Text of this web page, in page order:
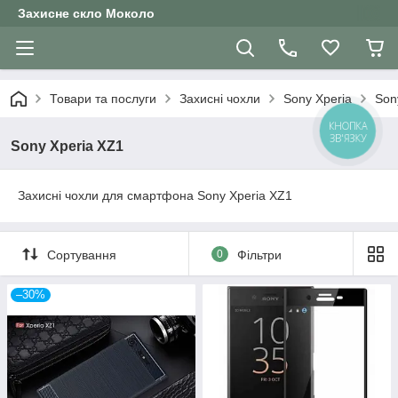
Захисне скло Moколо
Товари та послуги Захисні чохли Sony Xperia
Sony Xperia XZ1
Захисні чохли для смартфона Sony Xperia XZ1
Сортування 0 Фільтри
–30%
КНОПКА
ЗВ'ЯЗКУ